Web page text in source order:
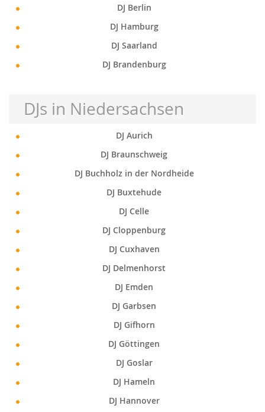
DJ Berlin
DJ Hamburg
DJ Saarland
DJ Brandenburg
DJs in Niedersachsen
DJ Aurich
DJ Braunschweig
DJ Buchholz in der Nordheide
DJ Buxtehude
DJ Celle
DJ Cloppenburg
DJ Cuxhaven
DJ Delmenhorst
DJ Emden
DJ Garbsen
DJ Gifhorn
DJ Göttingen
DJ Goslar
DJ Hameln
DJ Hannover